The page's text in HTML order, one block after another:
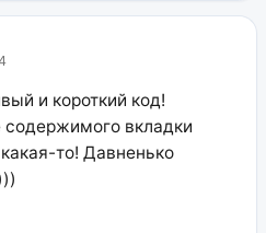
и короткий код!
содержимого вкладки
то! Давненько